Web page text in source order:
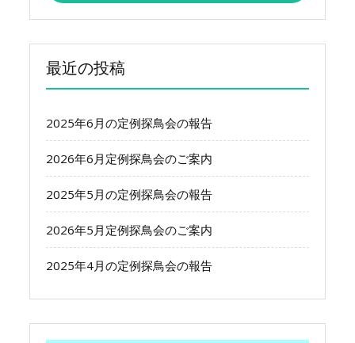
最近の投稿
2025年6月の定例探鳥会の報告
2026年6月定例探鳥会のご案内
2025年5月の定例探鳥会の報告
2026年5月定例探鳥会のご案内
2025年4月の定例探鳥会の報告